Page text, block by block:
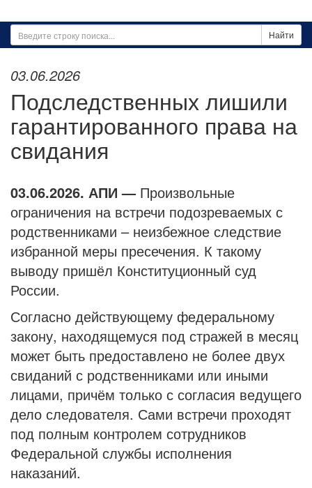
Найти
03.06.2026
Подследственных лишили
гарантированного права на
свидания
03.06.2026. АПИ — Произвольные
ограничения на встречи подозреваемых с
родственниками – неизбежное следствие
избранной меры пресечения. К такому
выводу пришёл Конституционный суд
России.
Согласно действующему федеральному
закону, находящемуся под стражей в месяц
может быть предоставлено не более двух
свиданий с родственниками или иными
лицами, причём только с согласия ведущего
дело следователя. Сами встречи проходят
под полным контролем сотрудников
Федеральной службы исполнения
наказаний.